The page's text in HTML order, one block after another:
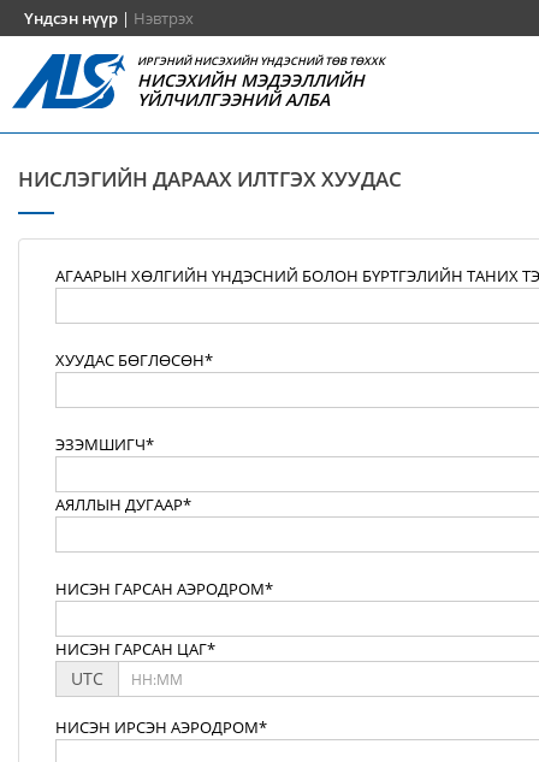
Үндсэн нүүр | Нэвтрэх
ИРГЭНИЙ НИСЭХИЙН ҮНДЭСНИЙ ТӨВ ТӨХХК
НИСЭХИЙН МЭДЭЭЛЛИЙН
ҮЙЛЧИЛГЭЭНИЙ АЛБА
НИСЛЭГИЙН ДАРААХ ИЛТГЭХ ХУУДАС
АГААРЫН ХӨЛГИЙН ҮНДЭСНИЙ БОЛОН БҮРТГЭЛИЙН ТАНИХ
ХУУДАС БӨГЛӨСӨН*
ЭЗЭМШИГЧ*
АЯЛЛЫН ДУГААР*
НИСЭН ГАРСАН АЭРОДРОМ*
НИСЭН ГАРСАН ЦАГ*
UTC
НИСЭН ИРСЭН АЭРОДРОМ*